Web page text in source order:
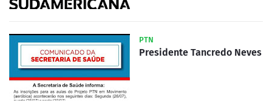
PTN
Presidente Tancredo Neves